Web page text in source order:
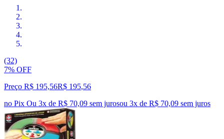
(32)
7% OFF
Preço R$ 195,56R$ 195,56
no Pix Ou 3x de R$ 70,09 sem jurosou 3x de R$ 70,09 sem juros